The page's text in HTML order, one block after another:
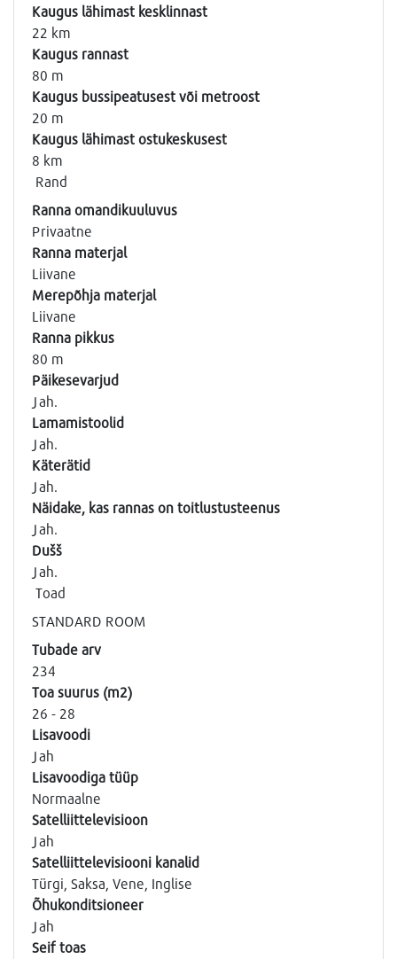
Kaugus lähimast kesklinnast
22 km
Kaugus rannast
80 m
Kaugus bussipeatusest või metroost
20 m
Kaugus lähimast ostukeskusest
8 km
Rand
Ranna omandikuuluvus
Privaatne
Ranna materjal
Liivane
Merepõhja materjal
Liivane
Ranna pikkus
80 m
Päikesevarjud
Jah.
Lamamistoolid
Jah.
Käterätid
Jah.
Näidake, kas rannas on toitlustusteenus
Jah.
Dušš
Jah.
Toad
STANDARD ROOM
Tubade arv
234
Toa suurus (m2)
26 - 28
Lisavoodi
Jah
Lisavoodiga tüüp
Normaalne
Satelliittelevisioon
Jah
Satelliittelevisiooni kanalid
Türgi, Saksa, Vene, Inglise
Õhukonditsioneer
Jah
Seif toas